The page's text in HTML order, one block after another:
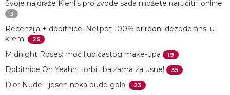
Svoje najdraže Kiehl's proizvode sada možete naručiti i online
3
Recenzija + dobitnice: Nelipot 100% prirodni dezodoransi u
kremi
25
Midnight Roses: moć ljubičastog make-upa 19
Dobitnice Oh Yeahh! torbi i balzama za usne! 35
Dior Nude - jesen neka bude gola! 23